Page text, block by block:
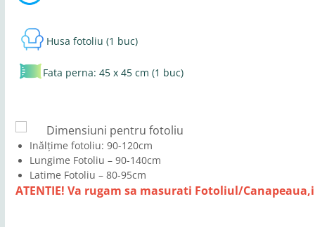
Husa fotoliu (1 buc)
Fata perna: 45 x 45 cm (1 buc)
Dimensiuni pentru fotoliu
Inălțime fotoliu: 90-120cm
Lungime Fotoliu – 90-140cm
Latime Fotoliu – 80-95cm
ATENTIE! Va rugam sa masurati Fotoliul/